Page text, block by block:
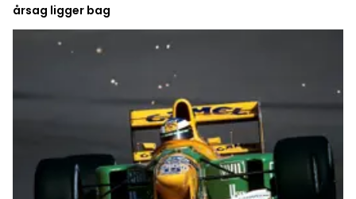
årsag ligger bag